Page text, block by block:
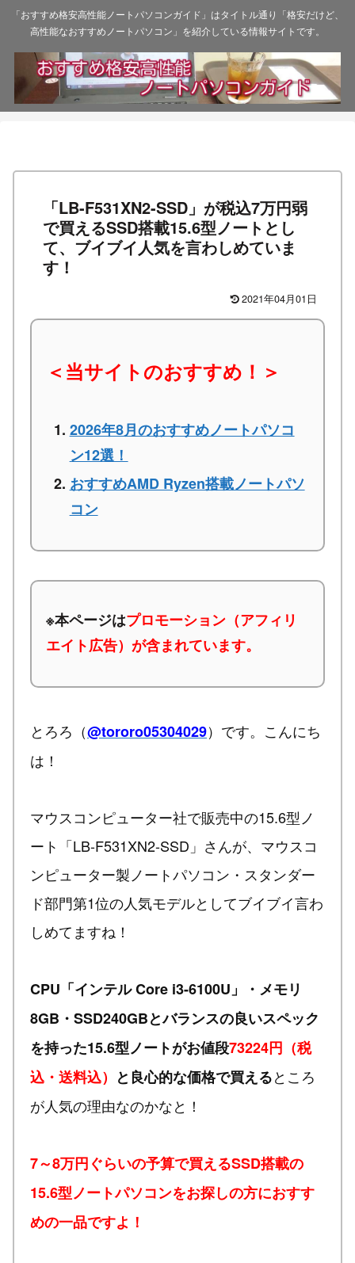
「おすすめ格安高性能ノートパソコンガイド」はタイトル通り「格安だけど、
高性能なおすすめノートパソコン」を紹介している情報サイトです。
「LB-F531XN2-SSD」が税込7万円弱
で買えるSSD搭載15.6型ノートとし
て、ブイブイ人気を言わしめていま
す！
2021年04月01日
＜当サイトのおすすめ！＞
2026年8月のおすすめノートパソコ
ン12選！
おすすめAMD Ryzen搭載ノートパソ
コン
※本ページはプロモーション（アフィリ
エイト広告）が含まれています。
とろろ（@tororo05304029）です。こんにち
は！
マウスコンピューター社で販売中の15.6型ノ
ート「LB-F531XN2-SSD」さんが、マウスコ
ンピューター製ノートパソコン・スタンダー
ド部門第1位の人気モデルとしてブイブイ言わ
しめてますね！
CPU「インテル Core i3-6100U」・メモリ
8GB・SSD240GBとバランスの良いスペック
を持った15.6型ノートがお値段73224円（税
込・送料込） と良心的な価格で買えるところ
が人気の理由なのかなと！
7～8万円ぐらいの予算で買えるSSD搭載の
15.6型ノートパソコンをお探しの方におすす
めの一品ですよ！